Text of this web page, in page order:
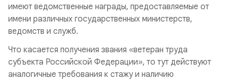
имеют ведомственные награды, предоставляемые от
имени различных государственных министерств,
ведомств и служб.
Что касается получения звания «ветеран труда
субъекта Российской Федерации», то тут действуют
аналогичные требования к стажу и наличию